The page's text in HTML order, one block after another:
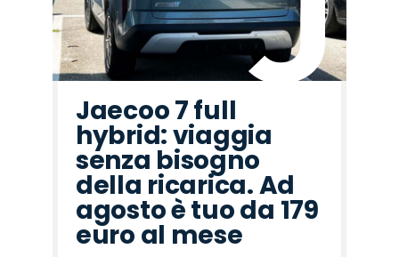
Jaecoo 7 full
hybrid: viaggia
senza bisogno
della ricarica. Ad
agosto è tuo da 179
euro al mese